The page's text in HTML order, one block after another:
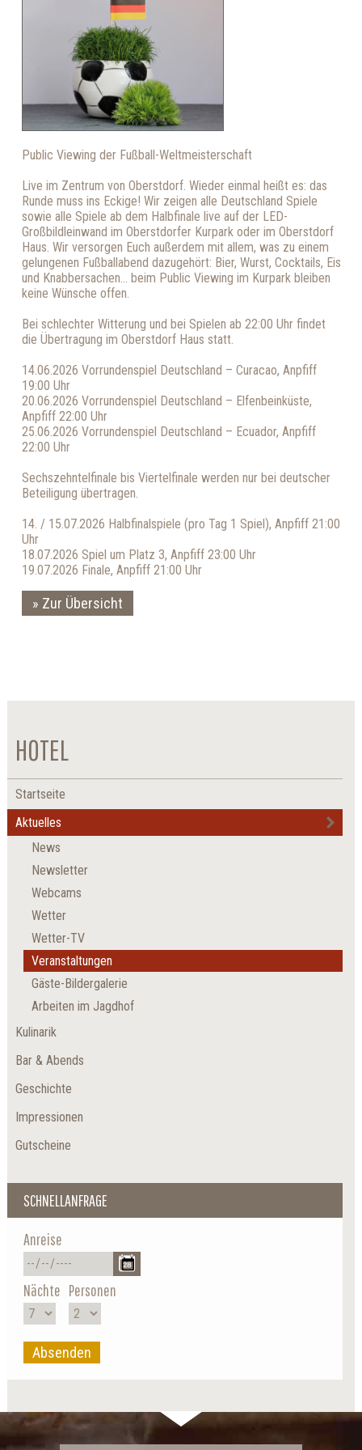
Public Viewing der Fußball-Weltmeisterschaft
Live im Zentrum von Oberstdorf. Wieder einmal heißt es: das
Runde muss ins Eckige! Wir zeigen alle Deutschland Spiele
sowie alle Spiele ab dem Halbfinale live auf der LED-
Großbildleinwand im Oberstdorfer Kurpark oder im Oberstdorf
Haus. Wir versorgen Euch außerdem mit allem, was zu einem
gelungenen Fußballabend dazugehört: Bier, Wurst, Cocktails, Eis
und Knabbersachen... beim Public Viewing im Kurpark bleiben
keine Wünsche offen.
Bei schlechter Witterung und bei Spielen ab 22:00 Uhr findet
die Übertragung im Oberstdorf Haus statt.
14.06.2026 Vorrundenspiel Deutschland – Curacao, Anpfiff
19:00 Uhr
20.06.2026 Vorrundenspiel Deutschland – Elfenbeinküste,
Anpfiff 22:00 Uhr
25.06.2026 Vorrundenspiel Deutschland – Ecuador, Anpfiff
22:00 Uhr
Sechszehntelfinale bis Viertelfinale werden nur bei deutscher
Beteiligung übertragen.
14. / 15.07.2026 Halbfinalspiele (pro Tag 1 Spiel), Anpfiff 21:00
Uhr
18.07.2026 Spiel um Platz 3, Anpfiff 23:00 Uhr
19.07.2026 Finale, Anpfiff 21:00 Uhr
Zur Übersicht
HOTEL
Startseite
Aktuelles
News
Newsletter
Webcams
Wetter
Wetter-TV
Veranstaltungen
Gäste-Bildergalerie
Arbeiten im Jagdhof
Kulinarik
Bar & Abends
Geschichte
Impressionen
Gutscheine
SCHNELLANFRAGE
Anreise
Nächte Personen
Absenden